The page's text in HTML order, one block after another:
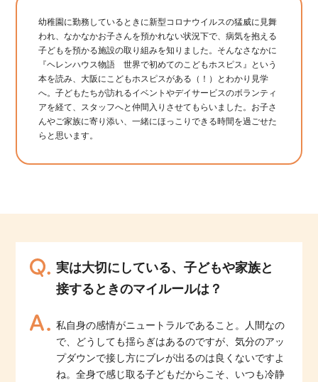
幼稚園に勤務しているときに新型コロナウイルスの猛威に見舞
われ、なかなかお子さんを預かれない状況下で、病気を抱える
子どもを預かる施設の取り組みを知りました。そんなさなかに
『ヘレンハウス物語 世界で初めてのこどもホスピス』という
本を読み、大阪にこどもホスピスがある（！）とわかり見学
へ。子どもたちが訪れるイベントやデイサービスのボランティ
アを経て、スタッフへと仲間入りさせてもらいました。お子さ
んやご家族に寄り添い、一緒にほっこりできる時間を過ごせた
らと思います。
実は大切にしている、子どもや家族と
接するときのマイルールは？
私自身の感情がニュートラルであること。人間なの
で、どうしても揺らぎはあるのですが、気分のアッ
プダウンで接し方にブレが出るのは良くないですよ
ね。全身で感じ取る子どもだからこそ、いつも冷静